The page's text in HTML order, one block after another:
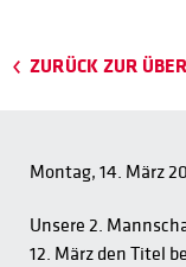
ZURÜCK ZUR
Montag, 14. März
Unsere 2.
12. März den Titel